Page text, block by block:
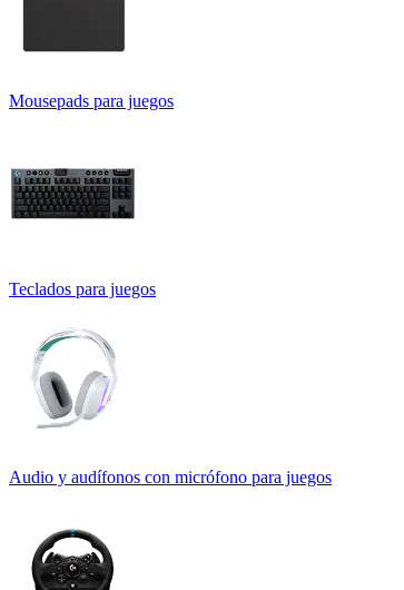
Mousepads para juegos
Teclados para juegos
Audio y audífonos con micrófono para juegos